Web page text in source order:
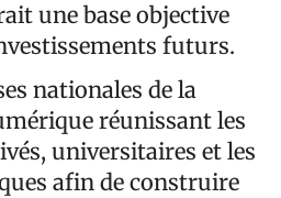
une base objective
futurs.
nationales de la
réunissant les
universitaires et les
afin de construire